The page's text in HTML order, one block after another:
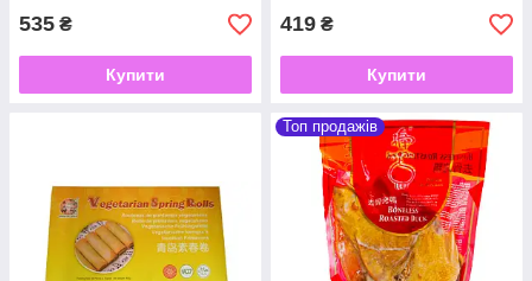
535 ₴
Купити
419 ₴
Купити
Топ продажів